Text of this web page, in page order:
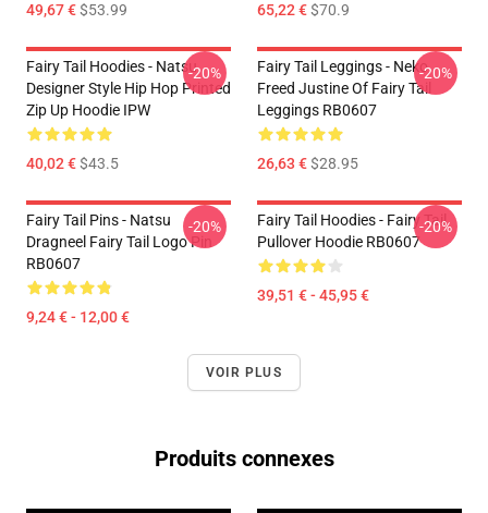
49,67 €$53.99 65,22 €$70.9
Fairy Tail Hoodies - Natsu
Designer Style Hip Hop Printed
Zip Up Hoodie IPW
40,02 €$43.5
-20%
Fairy Tail Leggings - Neko
Freed Justine Of Fairy Tail
Leggings RB0607
26,63 €$28.95
-20%
Fairy Tail Pins - Natsu
Dragneel Fairy Tail Logo Pin
RB0607
9,24 € - 12,00 €
-20%
Fairy Tail Hoodies - Fairy Tail
Pullover Hoodie RB0607
39,51 € - 45,95 €
-20%
VOIR PLUS
Produits connexes